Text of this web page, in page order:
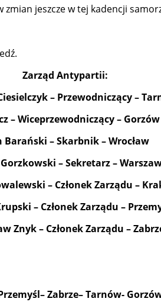
zmian jeszcze w tej kadencji
Zarząd Antypartii:
– Przewodniczący –
– Wiceprzewodniczący –
Barański – Skarbnik – Wrocław
– Sekretarz –
– Członek Zarządu –
– Członek Zarządu –
Znyk – Członek Zarządu –
Zabrze– Tarnów-